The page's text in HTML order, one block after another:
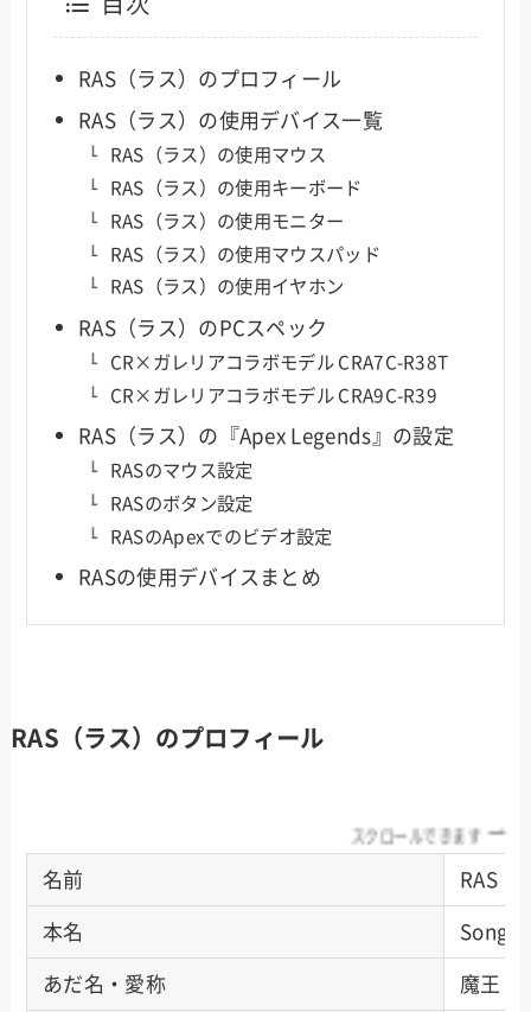
RAS（ラス）のプロフィール
RAS（ラス）の使用デバイス一覧
RAS（ラス）の使用マウス
RAS（ラス）の使用キーボード
RAS（ラス）の使用モニター
RAS（ラス）の使用マウスパッド
RAS（ラス）の使用イヤホン
RAS（ラス）のPCスペック
CR×ガレリアコラボモデル CRA7C-R38T
CR×ガレリアコラボモデル CRA9C-R39
RAS（ラス）の『Apex Legends』の設定
RASのマウス設定
RASのボタン設定
RASのApexでのビデオ設定
RASの使用デバイスまとめ
RAS（ラス）のプロフィール
スクロールできます
名前 RAS
本名 Song
あだ名・愛称 魔王・